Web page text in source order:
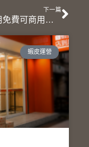
下一篇
超實用免費可商用中文字體！質感好看的中文字體分享與應用法則!!
下
蝦皮運營